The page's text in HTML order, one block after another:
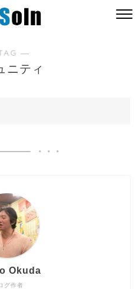
―
ニティ
グ作者
Okuda